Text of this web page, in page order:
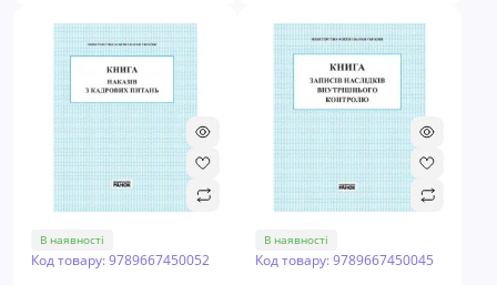
В наявності
Код товару: 9789667450052
В наявності
Код товару: 9789667450045